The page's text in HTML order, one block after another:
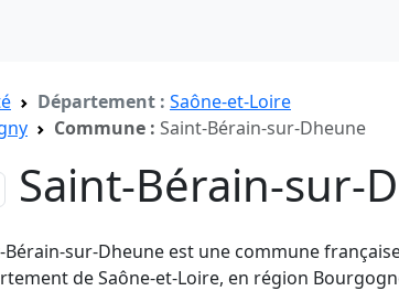
Département : Saône-et-Loire
Commune : Saint-Bérain-sur-Dheune
Saint-Bérain-sur-
Bérain-sur-Dheune est une commune
de Saône-et-Loire, en région